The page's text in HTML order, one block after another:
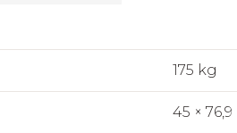
175 kg
45 × 76,9